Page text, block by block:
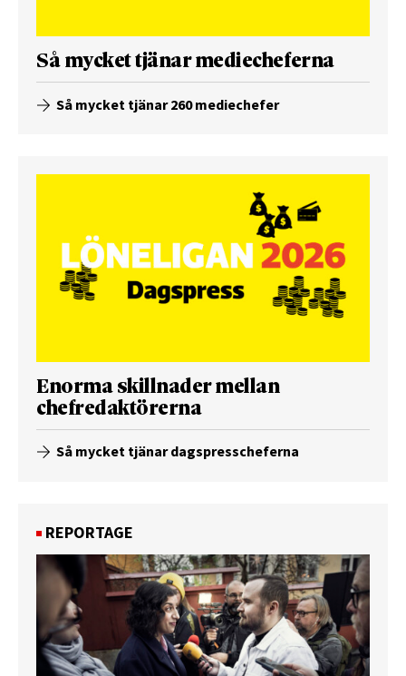
Så mycket tjänar mediecheferna
Så mycket tjänar 260 mediechefer
Enorma skillnader mellan
chefredaktörerna
Så mycket tjänar dagspresscheferna
REPORTAGE